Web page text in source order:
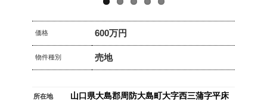
価格 600万円
物件種別 売地
所在地 山口県大島郡周防大島町大字西三蒲字平床